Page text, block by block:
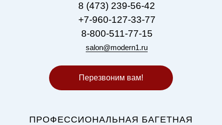
8 (473) 239-56-42
+7-960-127-33-77
8-800-511-77-15
salon@modern1.ru
Перезвоним вам!
ПРОФЕССИОНАЛЬНАЯ БАГЕТНАЯ